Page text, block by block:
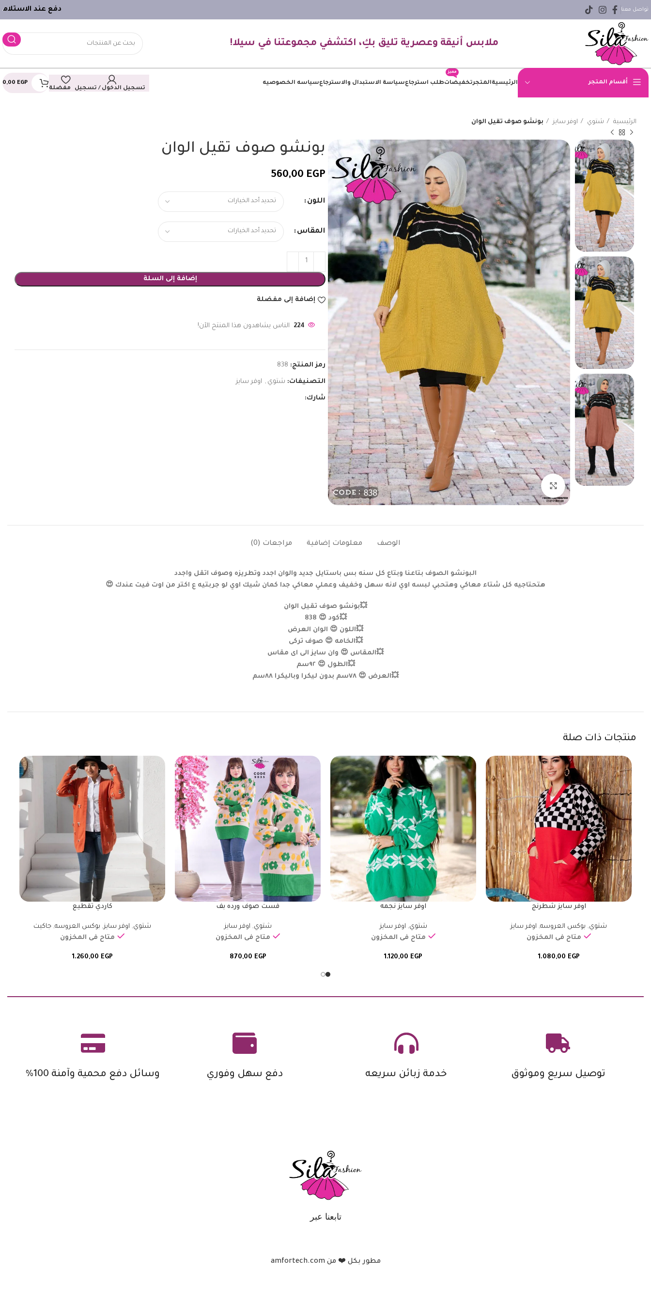
تواصل معنا دفع عند الاستلامـ
ملابس أنيقة وعصرية تليق بكِ، اكتشفي مجموعتنا في سيلا!
أقسام المتجر
اوفر سايز
بنطلون
بنطلون جينز
بيزك
جاكيت
شيميز
عبايه
فستان
كاردى
الرئيسيةالمتجرتخفيضات
مميز
طلب استرجاعسياسة الاستبدال والاسترجاعسياسه الخصوصيه
تسجيل الدخول / تسجيل
مفضلة
0,00 EGP
الرئيسية شتوي اوفر سايز بونشو صوف تقيل الوان
اضغط للتكبير
بونشو صوف تقيل الوان
560,00 EGP
اللون
المقاس
إضافة إلى السلة
إضافة إلى مفضلة
224 الناس يشاهدون هذا المنتج الآن!
رمز المنتج: 838
التصنيفات: شتوي , اوفر سايز
شارك:
الوصف معلومات إضافية مراجعات (0)
البونشو الصوف بتاعنا وبتاع كل سنه بس باستايل جديد والوان اجدد وتطريزه وصوف اتقل واجدد
هتحتاجيه كل شتاء معاكي وهتحبي لبسه اوي لانه سهل وخفيف وعملي معاكي جدا كمان شيك اوي لو جربتيه ع اكتر من اوت فيت عندك 😍
💥بونشو صوف تقيل الوان
💥كود 😍 838
💥اللون 😍 الوان العرض
💥الخامه 😍 صوف تركى
💥المقاس 😍 وان سايز الى اى مقاس
💥الطول 😍 ٩٢سم
💥العرض 😍 ٧٨سم بدون ليكرا وباليكرا ٨٨سم
منتجات ذات صلة
اوفر سايز شطرنج
شتوي, بوكس العروسه, اوفر سايز
متاح فى المخزون
1.080,00 EGP
اوفر سايز نجمه
شتوي, اوفر سايز
متاح فى المخزون
1.120,00 EGP
فست صوف ورده بف
شتوي, اوفر سايز
متاح فى المخزون
870,00 EGP
كاردي تقطيع
شتوي, اوفر سايز, بوكس العروسه, جاكيت
متاح فى المخزون
1.260,00 EGP
دفع سهل وفوري وسائل دفع محمية وآمنة 100% توصيل سريع وموثوق خدمة زبائن سريعه
تابعنا عبر
مطور بكل ❤️ من amfortech.com